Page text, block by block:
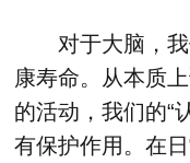
对于大脑，
康寿命。从本质
的活动，我们的“
有保护作用。在